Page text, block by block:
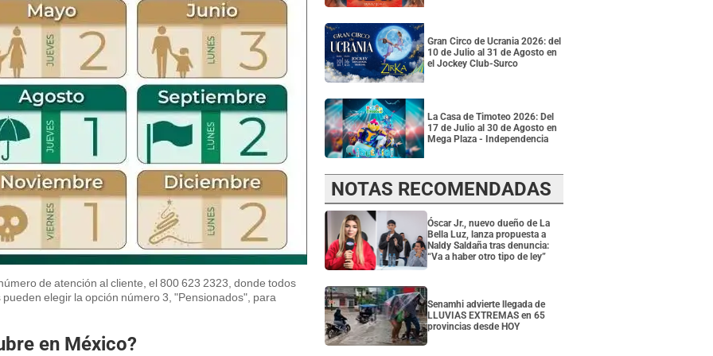
de atención al cliente, el 800 623 2323, donde todos
elegir la opción número 3, "Pensionados", para
en México?
Gran Circo de Ucrania 2026: del
10 de Julio al 31 de Agosto en
el Jockey Club-Surco
La Casa de Timoteo 2026: Del
17 de Julio al 30 de Agosto en
Mega Plaza - Independencia
NOTAS RECOMENDADAS
Óscar Jr., nuevo dueño de La
Bella Luz, lanza propuesta a
Naldy Saldaña tras denuncia:
“Va a haber otro tipo de ley”
Senamhi advierte llegada de
LLUVIAS EXTREMAS en 65
provincias desde HOY